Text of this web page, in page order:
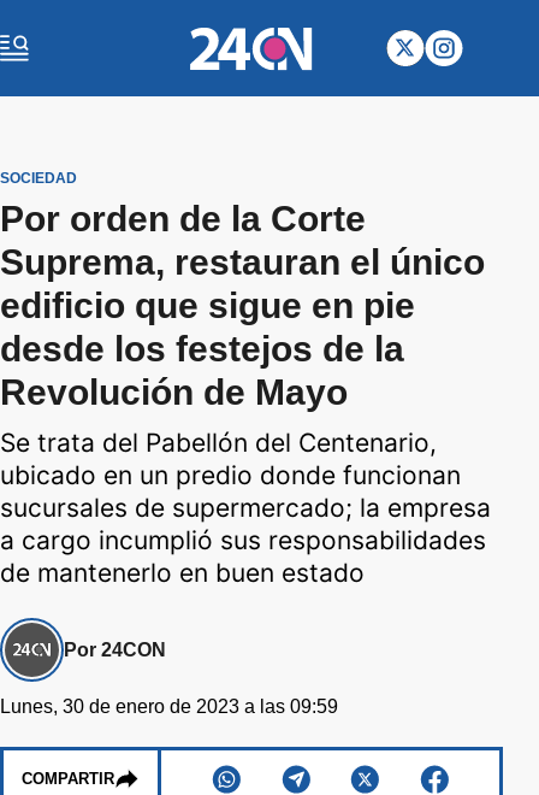
SOCIEDAD
Por orden de la Corte
Suprema, restauran el único
edificio que sigue en pie
desde los festejos de la
Revolución de Mayo
Se trata del Pabellón del Centenario,
ubicado en un predio donde funcionan
sucursales de supermercado; la empresa
a cargo incumplió sus responsabilidades
de mantenerlo en buen estado
Por 24CON
Lunes, 30 de enero de 2023 a las 09:59
COMPARTIR